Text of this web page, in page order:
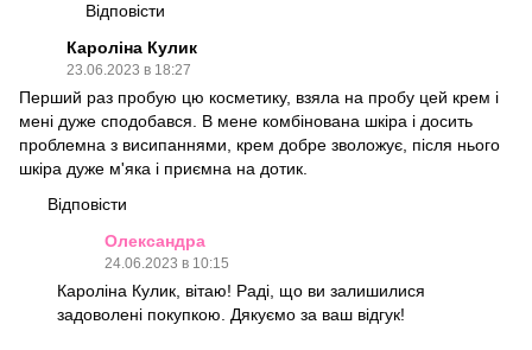
Відповісти
Кароліна Кулик
23.06.2023 в 18:27
Перший раз пробую цю косметику, взяла на пробу цей крем і
мені дуже сподобався. В мене комбінована шкіра і досить
проблемна з висипаннями, крем добре зволожує, після нього
шкіра дуже м'яка і приємна на дотик.
Відповісти
Олександра
24.06.2023 в 10:15
Кароліна Кулик, вітаю! Раді, що ви залишилися
задоволені покупкою. Дякуємо за ваш відгук!